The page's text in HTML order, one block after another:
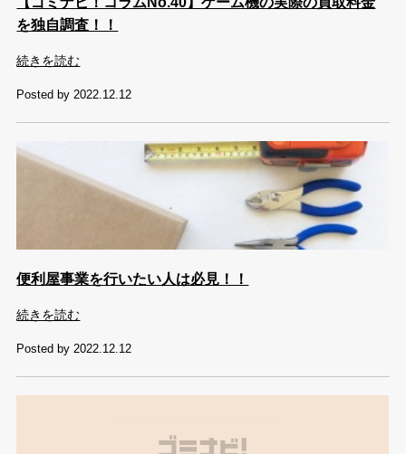
を独自調査！！
続きを読む
Posted by 2022.12.12
便利屋事業を行いたい人は必見！！
続きを読む
Posted by 2022.12.12